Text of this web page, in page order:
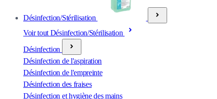
Désinfection/Stérilisation
Voir tout Désinfection/Stérilisation
Désinfection
Désinfection de l'aspiration
Désinfection de l'empreinte
Désinfection des fraises
Désinfection et hygiène des mains